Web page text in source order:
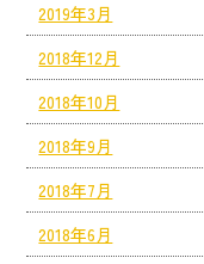
2019年3月
2018年12月
2018年10月
2018年9月
2018年7月
2018年6月